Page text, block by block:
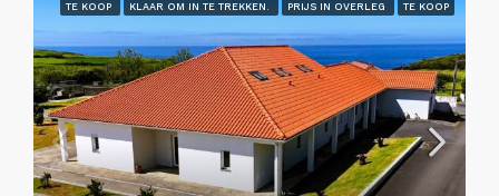
TE KOOP KLAAR OM IN TE TREKKEN. PRIJS IN OVERLEG TE KOOP